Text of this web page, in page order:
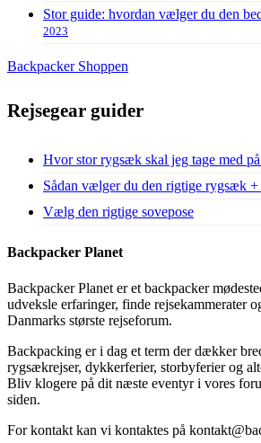
Stor guide: hvordan vælger du den
2023
Backpacker Shoppen
Rejsegear guider
Hvor stor rygsæk skal jeg tage med på
Sådan vælger du den rigtige rygsæk
Vælg den rigtige sovepose
Backpacker Planet
Backpacker Planet er et backpacker
udveksle erfaringer, finde rejsekammerater
Danmarks største rejseforum.
Backpacking er i dag et term der dækker
rygsækrejser, dykkerferier, storbyferier og
Bliv klogere på dit næste eventyr i vores
siden.
For kontakt kan vi kontaktes på